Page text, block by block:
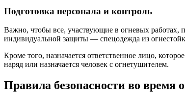
Подготовка персонала и контроль
Важно, чтобы все, участвующие в огневых работах,
индивидуальной защиты — спецодежда из
Кроме того, назначается ответственное лицо,
наряд или назначается человек с огнетушителем.
Правила безопасности во время